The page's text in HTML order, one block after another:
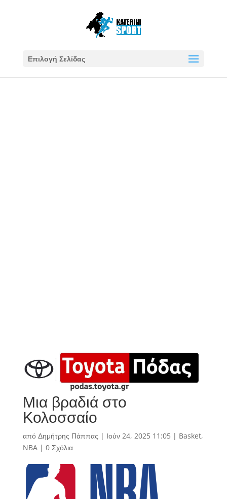
Επιλογή Σελίδας
Μια βραδιά στο
Κολοσσαίο
από Δημήτρης Πάππας | Ιούν 24, 2025 11:05| Basket,
NBA| 0 Σχόλια